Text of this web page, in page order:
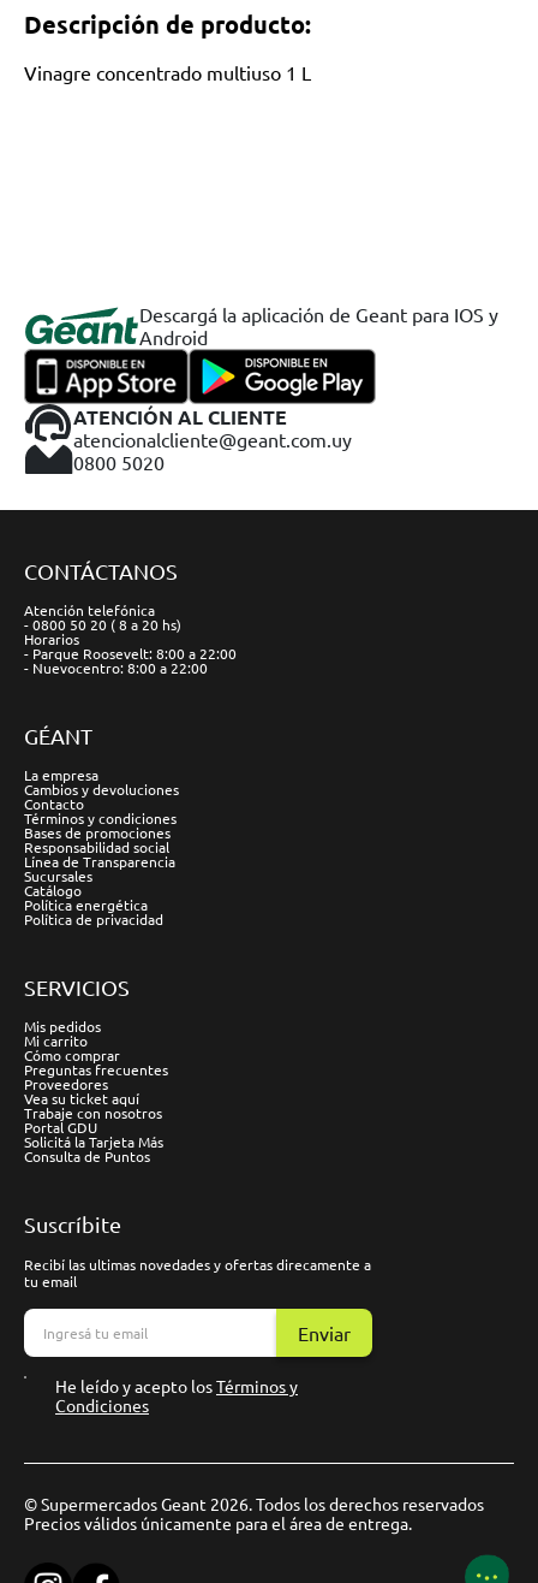
Descripción de producto:
Vinagre concentrado multiuso 1 L
Descargá la aplicación de Geant para IOS y
Android
ATENCIÓN AL CLIENTE
atencionalcliente@geant.com.uy
0800 5020
CONTÁCTANOS
Atención telefónica
- 0800 50 20 ( 8 a 20 hs)
Horarios
- Parque Roosevelt: 8:00 a 22:00
- Nuevocentro: 8:00 a 22:00
GÉANT
La empresa
Cambios y devoluciones
Contacto
Términos y condiciones
Bases de promociones
Responsabilidad social
Línea de Transparencia
Sucursales
Catálogo
Política energética
Política de privacidad
SERVICIOS
Mis pedidos
Mi carrito
Cómo comprar
Preguntas frecuentes
Proveedores
Vea su ticket aquí
Trabaje con nosotros
Portal GDU
Solicitá la Tarjeta Más
Consulta de Puntos
Suscríbite
Recibí las ultimas novedades y ofertas direcamente a
tu email
Enviar
He leído y acepto losTérminos y
Condiciones
© Supermercados Geant 2026. Todos los derechos reservados
Precios válidos únicamente para el área de entrega.